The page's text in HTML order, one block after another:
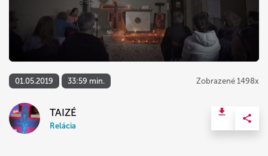
01.05.2019 33:59 min. Zobrazené 1498x
TAIZÉ
Relácia